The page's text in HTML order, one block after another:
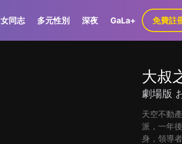
女同志 多元性別 深夜 GaLa+ 免費註
大叔
劇場版
天空不動
派，一年
身，領導